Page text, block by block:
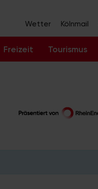
Wetter Kölnmail
Freizeit Tourismus